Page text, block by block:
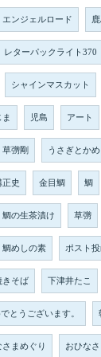
エンジェルロード
レターパックライト370
シャインマスカット
ま 児島 アート
草彅剛 うさぎとかめ
正史 金目鯛 鯛
鯛の生茶漬け 草彅
鯛めしの素 ポスト投
きそば 下津井たこ
とうございます。
さまめぐり おひなさ